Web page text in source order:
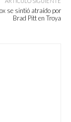
se sintió atraído por
Brad Pitt en Troya